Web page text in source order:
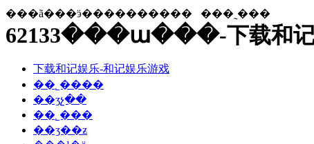
���ã���ӭ���������� ���˷���
62133���ա���-下载和记
下载和记娱乐-和记娱乐游戏
��˾����
��ʒչ��
��˾���
��ʒ��ƶ